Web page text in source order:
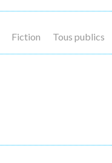
Fiction Tous publics